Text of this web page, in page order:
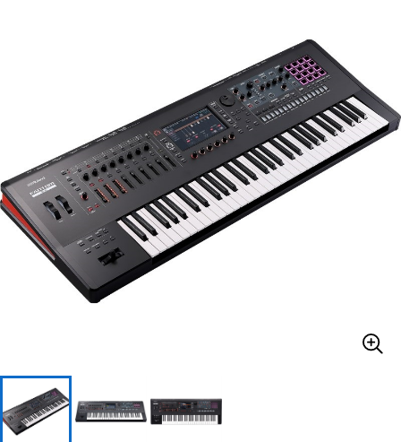
パーカッション
キーボード 電子ピアノ
管楽器 その他楽器
アンプ